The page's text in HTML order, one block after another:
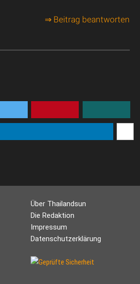
⇒ Beitrag beantworten
Über Thailandsun
Die Redaktion
Impressum
Datenschutzerklärung